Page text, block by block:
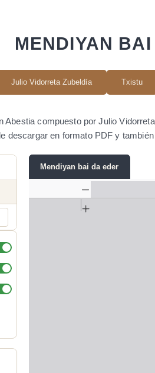
MENDIYAN
Julio Vidorreta Zubeldía Txistu
Abestia compuesto por Julio
descargar en formato PDF y
Mendiyan bai da eder